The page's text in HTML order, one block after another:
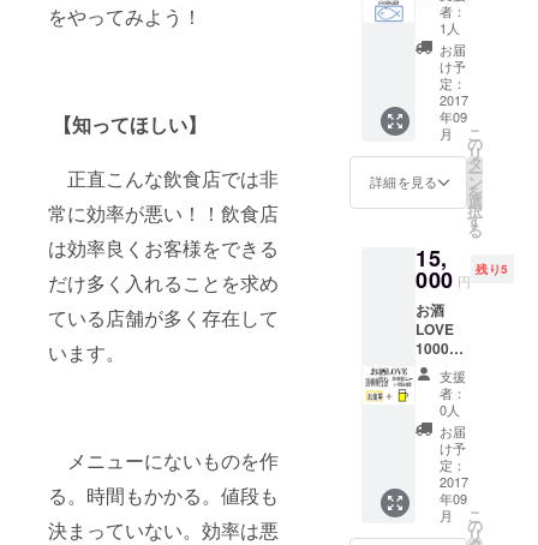
をやってみよう！
【知ってほしい】
正直こんな飲食店では非
常に効率が悪い！！飲食店
は効率良くお客様をできる
だけ多く入れることを求め
ている店舗が多く存在して
います。
メニューにないものを作
る。時間もかかる。値段も
決まっていない。効率は悪
県洋野
町の魅
力がつ
まった
旬の鮮
魚BOX
洋野町
のひろ
の屋さ
んより
直送で
す、内
付の指
定は致
しかね
ます。
※日中受
け取れ
る方
者：
1人
お届
け予
定：
2017
年09
月
詳細を見る
こ
の
リ
タ
ー
ン
を
選
択
す
る
15,
000 円
残り5
お酒
LOVE
10000
円分の
お食事
券＋飲
み放題
ニュー
1ヶ月間
飲み放
支援
者：
0人
お届
け予
定：
2017
年09
月
こ
の
リ